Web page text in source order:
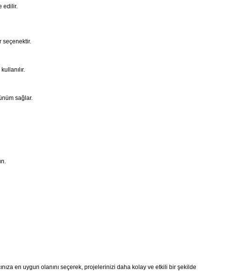
edilir.
seçenektir.
sağlar.
en uygun olanını seçerek, projelerinizi daha kolay ve etkili bir şekilde